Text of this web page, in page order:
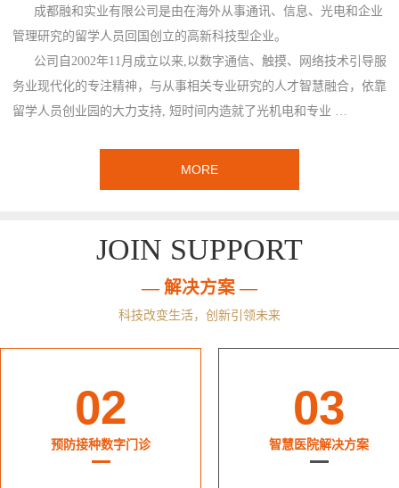
成都融和实业有限公司是由在海外从事通讯、信息、光电和企业
管理研究的留学人员回国创立的高新科技型企业。
公司自2002年11月成立以来,以数字通信、触摸、网络技术引导服
务业现代化的专注精神，与从事相关专业研究的人才智慧融合，依靠
留学人员创业园的大力支持, 短时间内造就了光机电和专业 …
MORE
JOIN SUPPORT
— 解决方案 —
科技改变生活，创新引领未来
02
预防接种数字门诊
03
智慧医院解决方案